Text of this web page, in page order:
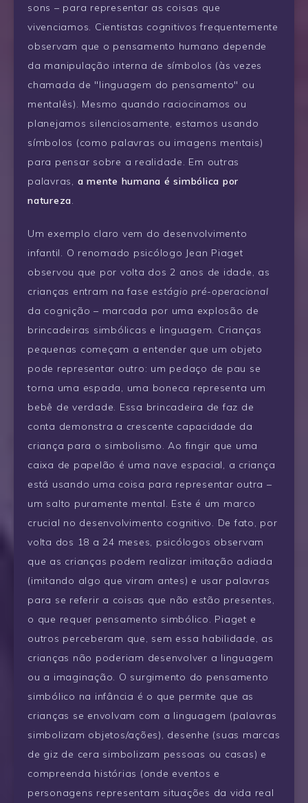
sons – para representar as coisas que
vivenciamos. Cientistas cognitivos frequentemente
observam que o pensamento humano depende
da manipulação interna de símbolos (às vezes
chamada de "linguagem do pensamento" ou
mentalês). Mesmo quando raciocinamos ou
planejamos silenciosamente, estamos usando
símbolos (como palavras ou imagens mentais)
para pensar sobre a realidade. Em outras
palavras, a mente humana é simbólica por
natureza.
Um exemplo claro vem do desenvolvimento
infantil. O renomado psicólogo Jean Piaget
observou que por volta dos 2 anos de idade, as
crianças entram na fase estágio pré-operacional
da cognição – marcada por uma explosão de
brincadeiras simbólicas e linguagem. Crianças
pequenas começam a entender que um objeto
pode representar outro: um pedaço de pau se
torna uma espada, uma boneca representa um
bebê de verdade. Essa brincadeira de faz de
conta demonstra a crescente capacidade da
criança para o simbolismo. Ao fingir que uma
caixa de papelão é uma nave espacial, a criança
está usando uma coisa para representar outra –
um salto puramente mental. Este é um marco
crucial no desenvolvimento cognitivo. De fato, por
volta dos 18 a 24 meses, psicólogos observam
que as crianças podem realizar imitação adiada
(imitando algo que viram antes) e usar palavras
para se referir a coisas que não estão presentes,
o que requer pensamento simbólico. Piaget e
outros perceberam que, sem essa habilidade, as
crianças não poderiam desenvolver a linguagem
ou a imaginação. O surgimento do pensamento
simbólico na infância é o que permite que as
crianças se envolvam com a linguagem (palavras
simbolizam objetos/ações), desenhe (suas marcas
de giz de cera simbolizam pessoas ou casas) e
compreenda histórias (onde eventos e
personagens representam situações da vida real